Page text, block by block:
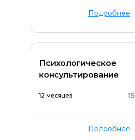
Подробнее
Психологическое
консультирование
12 месяцев
Подробнее